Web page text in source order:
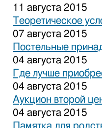
11 августа 2015
Теоретическое
07 августа 2015
Постельные
04 августа 2015
Где лучше
04 августа 2015
Аукцион второй
04 августа 2015
Памятка для